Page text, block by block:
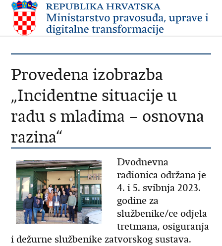
Provedena izobrazba
„Incidentne situacije u
radu s mladima – osnovna
razina“
Dvodnevna
radionica održana je
4. i 5. svibnja 2023.
godine za
službenike/ce odjela
tretmana, osiguranja
i dežurne službenike zatvorskog sustava.